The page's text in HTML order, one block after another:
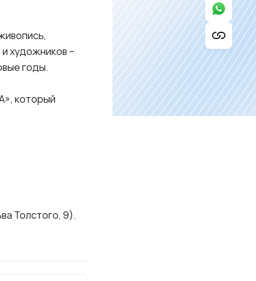
художников –
годы.
который
Толстого, 9).